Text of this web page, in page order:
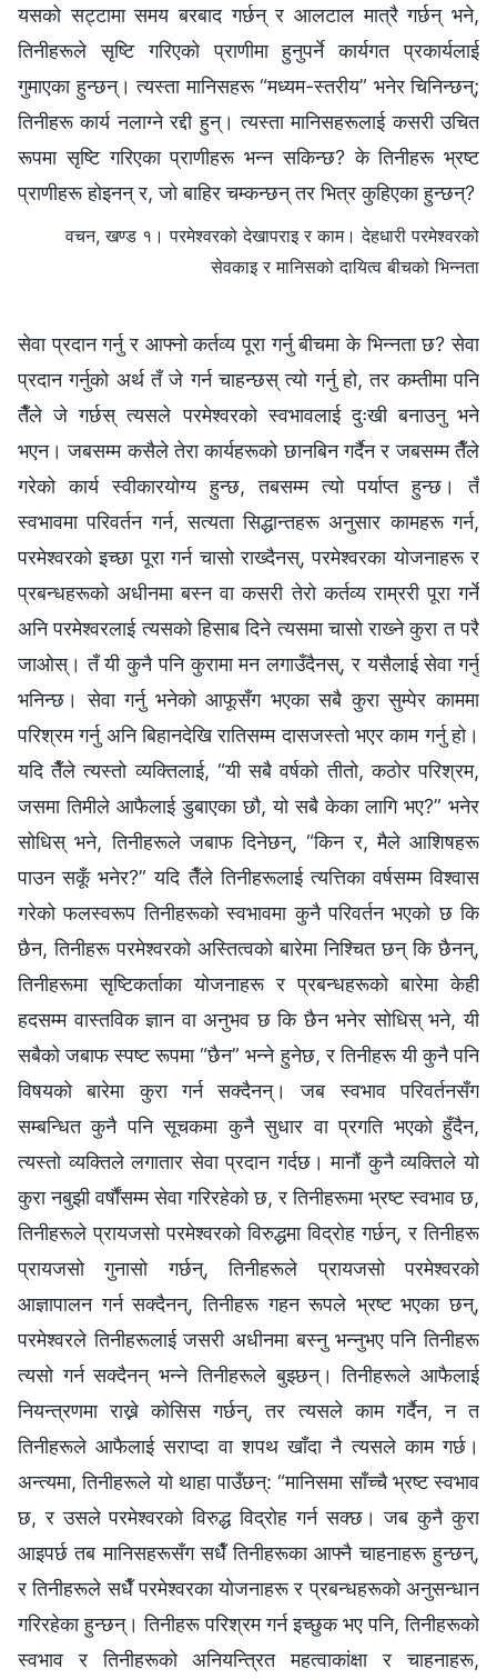
यसको सट्टामा समय बरबाद गर्छन् र आलटाल मात्रै गर्छन् भने,
तिनीहरूले सृष्टि गरिएको प्राणीमा हुनुपर्ने कार्यगत प्रकार्यलाई
गुमाएका हुन्छन्। त्यस्ता मानिसहरू “मध्यम-स्तरीय” भनेर चिनिन्छन्‌;
तिनीहरू कार्य नलाग्ने रद्दी हुन्। त्यस्ता मानिसहरूलाई कसरी उचित
रूपमा सृष्टि गरिएका प्राणीहरू भन्न सकिन्छ? के तिनीहरू भ्रष्ट
प्राणीहरू होइनन् र, जो बाहिर चम्कन्छन् तर भित्र कुहिएका हुन्छन्?
वचन, खण्ड १। परमेश्‍वरको देखापराइ र काम। देहधारी परमेश्‍वरको
सेवकाइ र मानिसको दायित्व बीचको भिन्नता
सेवा प्रदान गर्नु र आफ्नो कर्तव्य पूरा गर्नु बीचमा के भिन्नता छ? सेवा
प्रदान गर्नुको अर्थ तँ जे गर्न चाहन्छस् त्यो गर्नु हो, तर कम्तीमा पनि
तैँले जे गर्छस् त्यसले परमेश्‍वरको स्वभावलाई दुःखी बनाउनु भने
भएन। जबसम्म कसैले तेरा कार्यहरूको छानबिन गर्दैन र जबसम्म तैँले
गरेको कार्य स्वीकारयोग्य हुन्छ, तबसम्म त्यो पर्याप्त हुन्छ। तँ
स्वभावमा परिवर्तन गर्न, सत्यता सिद्धान्तहरू अनुसार कामहरू गर्न,
परमेश्‍वरको इच्छा पूरा गर्न चासो राख्दैनस्, परमेश्‍वरका योजनाहरू र
प्रबन्धहरूको अधीनमा बस्न वा कसरी तेरो कर्तव्य राम्ररी पूरा गर्ने
अनि परमेश्‍वरलाई त्यसको हिसाब दिने त्यसमा चासो राख्‍ने कुरा त परै
जाओस्। तँ यी कुनै पनि कुरामा मन लगाउँदैनस्, र यसैलाई सेवा गर्नु
भनिन्छ। सेवा गर्नु भनेको आफूसँग भएका सबै कुरा सुम्पेर काममा
परिश्रम गर्नु अनि बिहानदेखि रातिसम्म दासजस्तो भएर काम गर्नु हो।
यदि तैँले त्यस्तो व्यक्तिलाई, “यी सबै वर्षको तीतो, कठोर परिश्रम,
जसमा तिमीले आफैलाई डुबाएका छौ, यो सबै केका लागि भए?” भनेर
सोधिस् भने, तिनीहरूले जबाफ दिनेछन्, “किन र, मैले आशिषहरू
पाउन सकूँ भनेर?” यदि तैँले तिनीहरूलाई त्यत्तिका वर्षसम्म विश्‍वास
गरेको फलस्वरूप तिनीहरूको स्वभावमा कुनै परिवर्तन भएको छ कि
छैन, तिनीहरू परमेश्‍वरको अस्तित्वको बारेमा निश्चित छन् कि छैनन्,
तिनीहरूमा सृष्टिकर्ताका योजनाहरू र प्रबन्धहरूको बारेमा केही
हदसम्म वास्तविक ज्ञान वा अनुभव छ कि छैन भनेर सोधिस् भने, यी
सबैको जबाफ स्पष्ट रूपमा “छैन” भन्ने हुनेछ, र तिनीहरू यी कुनै पनि
विषयको बारेमा कुरा गर्न सक्दैनन्। जब स्वभाव परिवर्तनसँग
सम्बन्धित कुनै पनि सूचकमा कुनै सुधार वा प्रगति भएको हुँदैन,
त्यस्तो व्यक्तिले लगातार सेवा प्रदान गर्दछ। मानौं कुनै व्यक्तिले यो
कुरा नबुझी वर्षौंसम्म सेवा गरिरहेको छ, र तिनीहरूमा भ्रष्ट स्वभाव छ,
तिनीहरूले प्रायजसो परमेश्‍वरको विरुद्धमा विद्रोह गर्छन्, र तिनीहरू
प्रायजसो गुनासो गर्छन्, तिनीहरूले प्रायजसो परमेश्‍वरको
आज्ञापालन गर्न सक्दैनन्, तिनीहरू गहन रूपले भ्रष्ट भएका छन्,
परमेश्‍वरले तिनीहरूलाई जसरी अधीनमा बस्नु भन्नुभए पनि तिनीहरू
त्यसो गर्न सक्दैनन् भन्‍ने तिनीहरूले बुझ्छन्। तिनीहरूले आफैलाई
नियन्त्रणमा राख्ने कोसिस गर्छन्, तर त्यसले काम गर्दैन, न त
तिनीहरूले आफैलाई सराप्दा वा शपथ खाँदा नै त्यसले काम गर्छ।
अन्त्यमा, तिनीहरूले यो थाहा पाउँछन्: “मानिसमा साँच्चै भ्रष्ट स्वभाव
छ, र उसले परमेश्‍वरको विरुद्ध विद्रोह गर्न सक्छ। जब कुनै कुरा
आइपर्छ तब मानिसहरूसँग सधैँ तिनीहरूका आफ्नै चाहनाहरू हुन्छन्,
र तिनीहरूले सधैँ परमेश्‍वरका योजनाहरू र प्रबन्धहरूको अनुसन्धान
गरिरहेका हुन्छन्। तिनीहरू परिश्रम गर्न इच्छुक भए पनि, तिनीहरूको
स्वभाव र तिनीहरूको अनियन्त्रित महत्वाकांक्षा र चाहनाहरू,